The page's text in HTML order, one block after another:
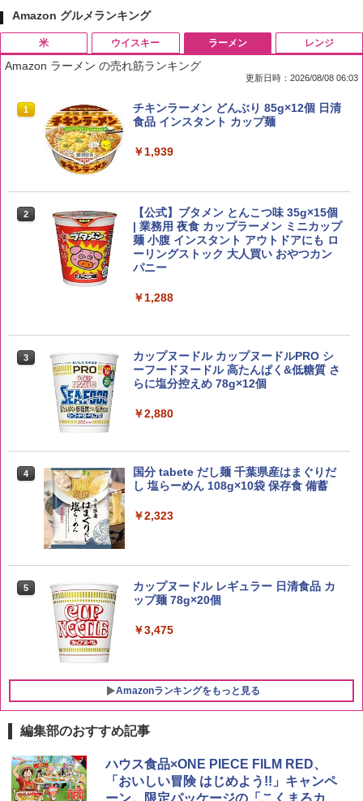
Amazon グルメランキング
米
1 by Amazon 国産ブレンド米 精米 5kg
2
野沢農産 無洗米 青い流るる コシヒカリ
5kg 長野県産 令和7年産
￥3,980
3
【在庫処分価格】ももたろう印 無洗米 5
kg 業務用 お米マイスターブレンド
￥2,680
4
by Amazon 新潟県産 新潟のお米 無洗米
5kg
￥3,274
5
by Amazon あきたこまちブレンド 無洗
米 5kg
￥3,396
ウイスキー
1
ブラックニッカ ニッカ Nikka ウィスキ
ー4000ml ブラックニッカクリア ウヰス
お得 4リットル
角瓶 2700ml サントリー ウイスキー ハ
イボール 大容量
3
角ハイボール 350ml×24本 サントリー ウ
イスキー ハイボール 缶
4
トリスウイスキー 4000ml サントリー 大
容量 4リットル
￥4,274
5
【数量限定】フロム・ザ・バレル モルト
ウイスキー500ml アサヒ [ 日本 500ml ]
【中元 ギフト プレゼント 贈り物に】
￥4,402
ラーメン
Amazon ラーメン の売れ筋ランキング
更新日時：2026/08/08 06:03
1
チキンラーメン どんぶり 85g×12個 日清
食品 インスタント カップ麺
￥1,939
2
【公式】ブタメン とんこつ味 35g×15個
| 業務用 夜食 カップラーメン ミニカップ
麺 小腹 インスタント アウトドアにも ロ
ーリングストック 大人買い おやつカン
パニー
￥1,288
3
カップヌードル カップヌードルPRO シ
ーフードヌードル 高たんぱく&低糖質 さ
らに塩分控えめ 78g×12個
￥2,880
4
国分 tabete だし麺 千葉県産はまぐりだ
し 塩らーめん 108g×10袋 保存食 備蓄
￥2,323
5
カップヌードル レギュラー 日清食品 カ
ップ麺 78g×20個
￥3,475
Amazonランキングをもっと見る
レンジ
1
[山善] スチームオーブンレンジ 25L 一人
暮らし 二人暮らし フラットテーブル ス
チーム調理 自動メニュー19種搭載 角皿
編集部のおすすめ記事
ハウス食品×ONE PIECE FILM RED、
「おいしい冒険 はじめよう!!」キャンペ